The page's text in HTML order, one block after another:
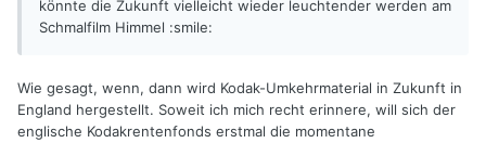
könnte die Zukunft vielleicht wieder leuchtender werden am
Schmalfilm Himmel :smile:
Wie gesagt, wenn, dann wird Kodak-Umkehrmaterial in Zukunft in
England hergestellt. Soweit ich mich recht erinnere, will sich der
englische Kodakrentenfonds erstmal die momentane